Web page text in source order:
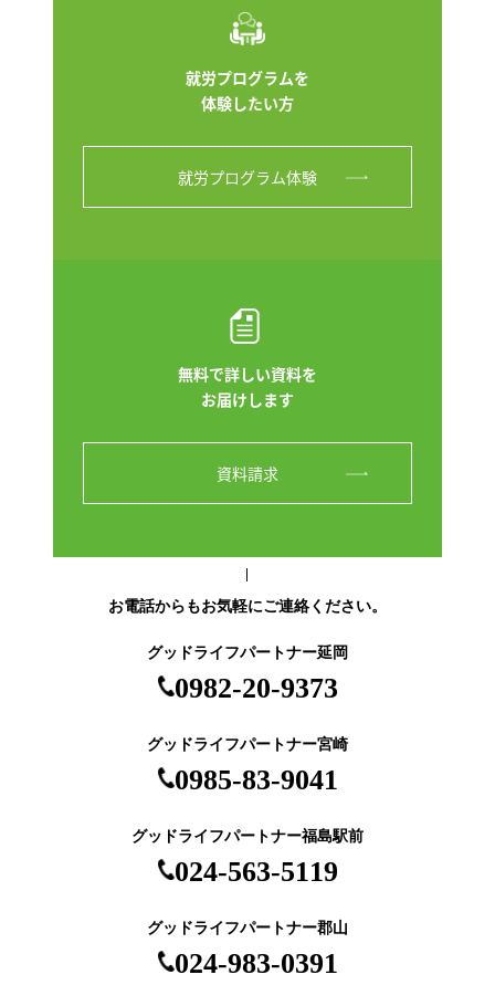
就労プログラムを
体験したい方
就労プログラム体験
無料で詳しい資料を
お届けします
資料請求
お電話からもお気軽にご連絡ください。
グッドライフパートナー延岡
0982-20-9373
グッドライフパートナー宮崎
0985-83-9041
グッドライフパートナー福島駅前
024-563-5119
グッドライフパートナー郡山
024-983-0391